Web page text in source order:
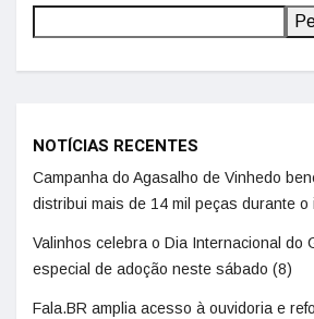
NOTÍCIAS RECENTES
Campanha do Agasalho de Vinhedo
distribui mais de 14 mil peças durante o
Valinhos celebra o Dia Internacional do
especial de adoção neste sábado (8)
Fala.BR amplia acesso à ouvidoria e